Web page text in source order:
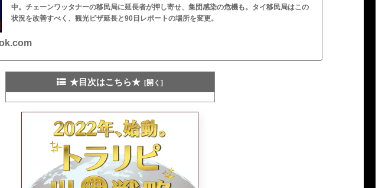
中。チェーンワッタナーの移民局に延長者が押し寄せ、集団感染の危機も。タイ移民局はこの
状況を改善すべく、観光ビザ延長と90日レポートの場所を変更。
★目次はこちら★